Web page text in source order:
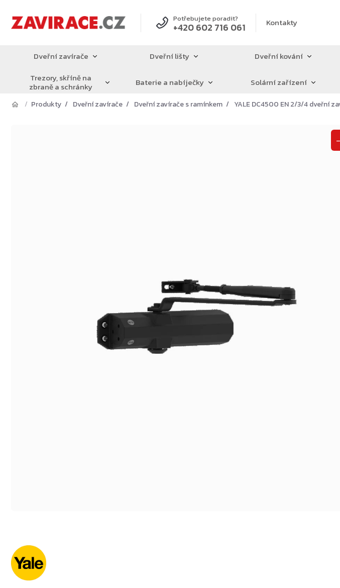
obsah
Potřebujete poradit?
+420 602 716 061 Kontakty
Dveřní zavírače Dveřní lišty Dveřní kování
Trezory, skříně na
zbraně a schránky Baterie a nabíječky Solární zařízení
Produkty Dveřní zavírače Dveřní zavírače s ramínkem YALE DC4500 EN 2/3/4 dveřní